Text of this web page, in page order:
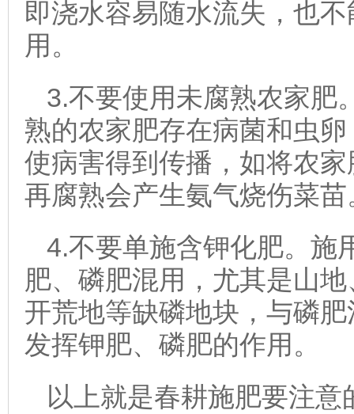
即浇水容易随水流失，也
用。
3.不要使用未腐熟农家肥
熟的农家肥存在病菌和虫
使病害得到传播，如将农
再腐熟会产生氨气烧伤菜苗
4.不要单施含钾化肥。施
肥、磷肥混用，尤其是山
开荒地等缺磷地块，与磷
发挥钾肥、磷肥的作用。
以上就是春耕施肥要注意